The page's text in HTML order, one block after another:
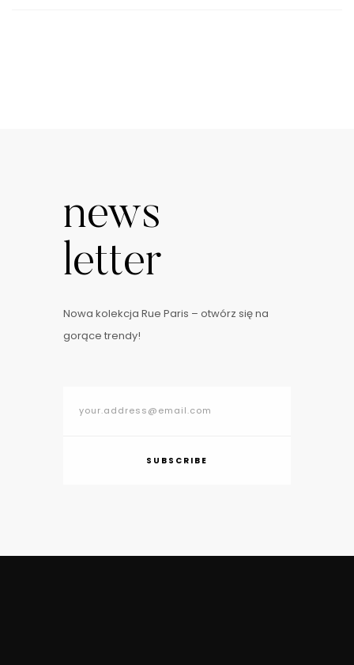
news
letter
Nowa kolekcja Rue Paris – otwórz się na
gorące trendy!
SUBSCRIBE